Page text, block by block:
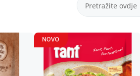
NOVO